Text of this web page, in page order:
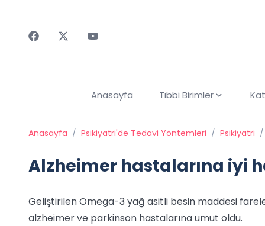
Anasayfa Tıbbi Birimler
Anasayfa / Psikiyatri'de Tedavi Yöntemleri / Psikiyatri /
Alzheimer hastalarına iyi
Geliştirilen Omega-3 yağ asitli besin maddesi
alzheimer ve parkinson hastalarına umut oldu.